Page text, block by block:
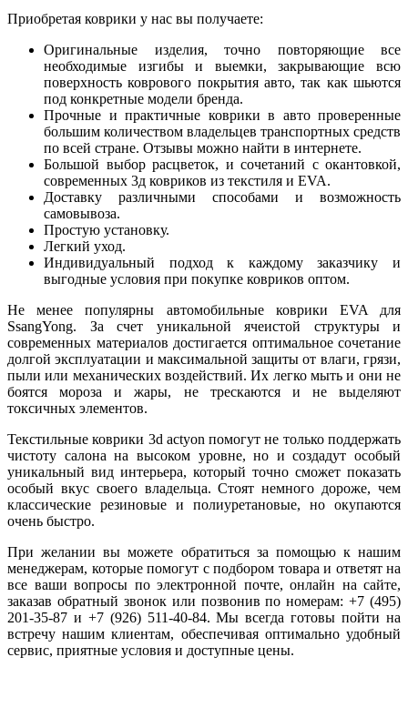
Приобретая коврики у нас вы получаете:
Оригинальные изделия, точно повторяющие все
необходимые изгибы и выемки, закрывающие всю
поверхность коврового покрытия авто, так как шьются
под конкретные модели бренда.
Прочные и практичные коврики в авто проверенные
большим количеством владельцев транспортных средств
по всей стране. Отзывы можно найти в интернете.
Большой выбор расцветок, и сочетаний с окантовкой,
современных 3д ковриков из текстиля и EVA.
Доставку различными способами и возможность
самовывоза.
Простую установку.
Легкий уход.
Индивидуальный подход к каждому заказчику и
выгодные условия при покупке ковриков оптом.
Не менее популярны автомобильные коврики EVA для
SsangYong. За счет уникальной ячеистой структуры и
современных материалов достигается оптимальное сочетание
долгой эксплуатации и максимальной защиты от влаги, грязи,
пыли или механических воздействий. Их легко мыть и они не
боятся мороза и жары, не трескаются и не выделяют
токсичных элементов.
Текстильные коврики 3d actyon помогут не только поддержать
чистоту салона на высоком уровне, но и создадут особый
уникальный вид интерьера, который точно сможет показать
особый вкус своего владельца. Стоят немного дороже, чем
классические резиновые и полиуретановые, но окупаются
очень быстро.
При желании вы можете обратиться за помощью к нашим
менеджерам, которые помогут с подбором товара и ответят на
все ваши вопросы по электронной почте, онлайн на сайте,
заказав обратный звонок или позвонив по номерам: +7 (495)
201-35-87 и +7 (926) 511-40-84. Мы всегда готовы пойти на
встречу нашим клиентам, обеспечивая оптимально удобный
сервис, приятные условия и доступные цены.